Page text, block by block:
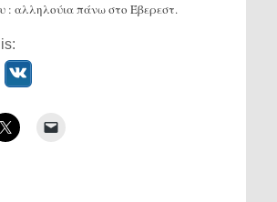
: αλληλούια πάνω στο Έβερεστ.